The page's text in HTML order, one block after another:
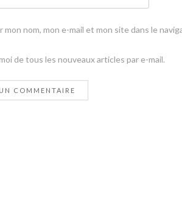
mon nom, mon e-mail et mon site dans le
de tous les nouveaux articles par e-mail.